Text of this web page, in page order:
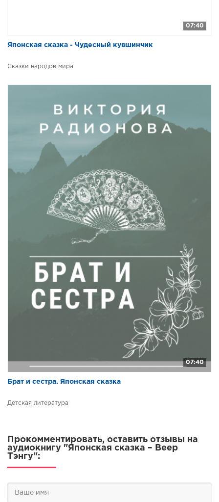
07:40
Японская сказка - Чудесный кувшинчик
Сказки народов мира
07:40
Брат и сестра. Японская сказка
Детская литература
Прокомментировать, оставить отзывы на
аудиокнигу "Японская сказка – Веер
Тэнгу":